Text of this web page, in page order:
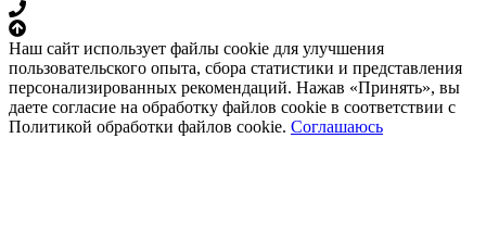
Наш сайт использует файлы cookie для улучшения
пользовательского опыта, сбора статистики и представления
персонализированных рекомендаций. Нажав «Принять», вы
даете согласие на обработку файлов cookie в соответствии с
Политикой обработки файлов cookie. Соглашаюсь